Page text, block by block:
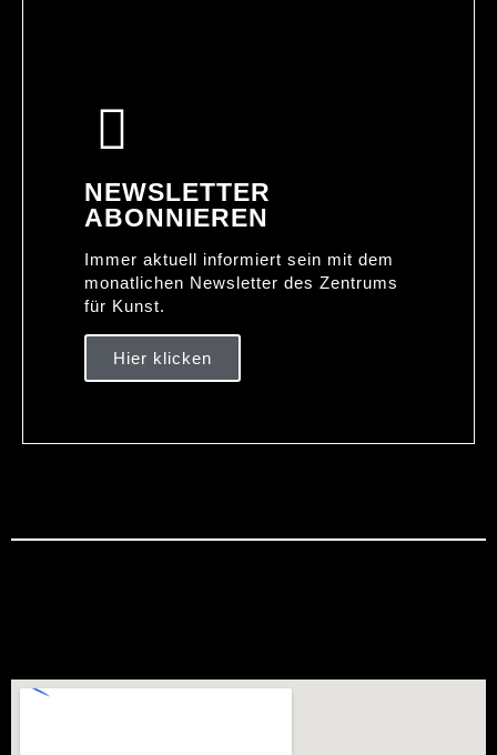
NEWSLETTER
ABONNIEREN
Immer aktuell informiert sein mit dem
monatlichen Newsletter des Zentrums
für Kunst.
Hier klicken